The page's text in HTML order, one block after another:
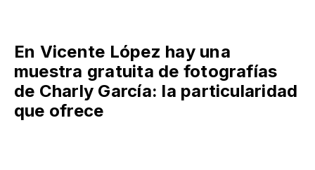
En Vicente López hay una
muestra gratuita de fotografías
de Charly García: la particularidad
que ofrece